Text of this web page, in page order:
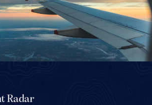
Radar